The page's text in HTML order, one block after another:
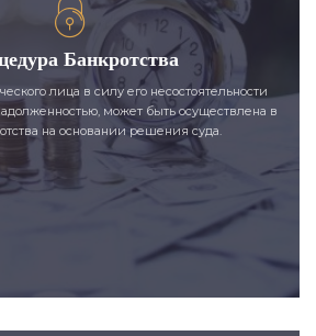
Банкротства
лица в силу его несостоятельности
может быть осуществлена в
на основании решения суда.